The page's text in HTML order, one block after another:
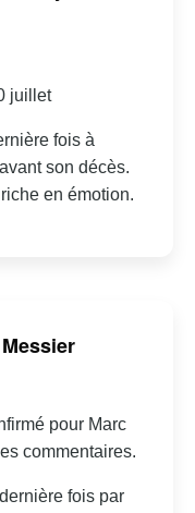
juillet
fois à
son décès.
en émotion.
pour Marc
commentaires.
fois par